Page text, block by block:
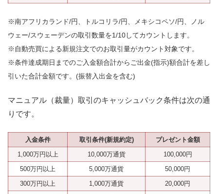
※南アフリカランド/円、トルコリラ/円、メキシコペソ/円、ノル
ウェー/スウェーデンの取引数量を1/10してカウントします。
※自動売買による新規注文でのお取引量がカウント対象です。
※条件達成期日までのご入金額合計からご出金(指示)額合計を差し
引いた合計金額です。(振替入出金を含む)
マニュアル（裁量）取引のキャッシュバック条件は次の通
りです。
入金条件 取引条件(新規約定)
プレゼント金額
1,000万円以上
10,000万通貨
100,000円
500万円以上
5,000万通貨
50,000円
300万円以上
1,000万通貨
20,000円